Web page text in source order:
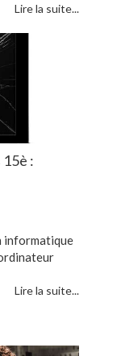
Lire la suite...
:
informatique
Lire la suite...